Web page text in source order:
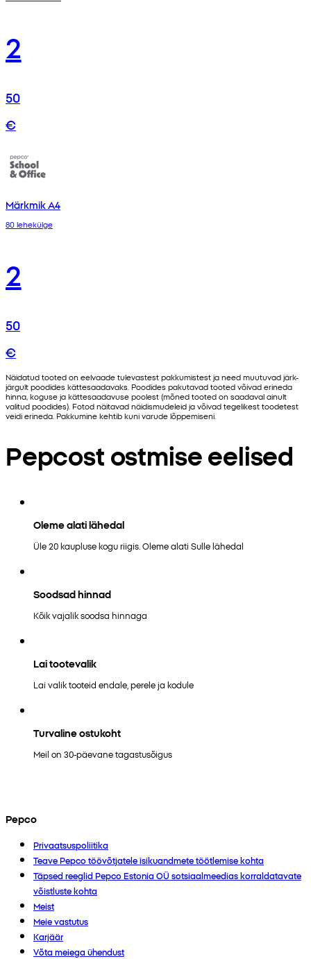
2
50
€
Märkmik A4
80 lehekülge
2
50
€
Näidatud tooted on eelvaade tulevastest pakkumistest ja need muutuvad järk-
järgult poodides kättesaadavaks. Poodides pakutavad tooted võivad erineda
hinna, koguse ja kättesaadavuse poolest (mõned tooted on saadaval ainult
valitud poodides). Fotod näitavad näidismudeleid ja võivad tegelikest toodetest
veidi erineda. Pakkumine kehtib kuni varude lõppemiseni.
Pepcost ostmise eelised
Oleme alati lähedal
Üle 20 kaupluse kogu riigis. Oleme alati Sulle lähedal
Soodsad hinnad
Kõik vajalik soodsa hinnaga
Lai tootevalik
Lai valik tooteid endale, perele ja kodule
Turvaline ostukoht
Meil on 30-päevane tagastusõigus
Pepco
Privaatsuspoliitika
Teave Pepco töövõtjatele isikuandmete töötlemise kohta
Täpsed reeglid Pepco Estonia OÜ sotsiaalmeedias korraldatavate
võistluste kohta
Meist
Meie vastutus
Karjäär
Võta meiega ühendust